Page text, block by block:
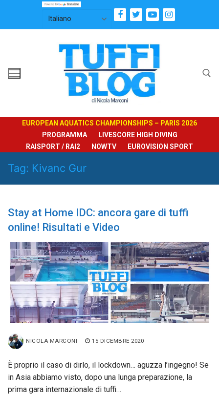
contenuto
EUROPEAN AQUATICS CHAMPIONSHIPS – PARIS 2026
PROGRAMMA
LIVESCORE HIGH DIVING
RAISPORT / RAI2
NOWTV EUROVISION SPORT
Tag: Kivanc Gur
Stay at Home IDC: ancora gare di tuffi
online! Risultati e Video
NICOLA MARCONI 15 DICEMBRE 2020
È proprio il caso di dirlo, il lockdown… aguzza l’ingegno! Se
in Asia abbiamo visto, dopo una lunga preparazione, la
prima gara internazionale di tuffi…